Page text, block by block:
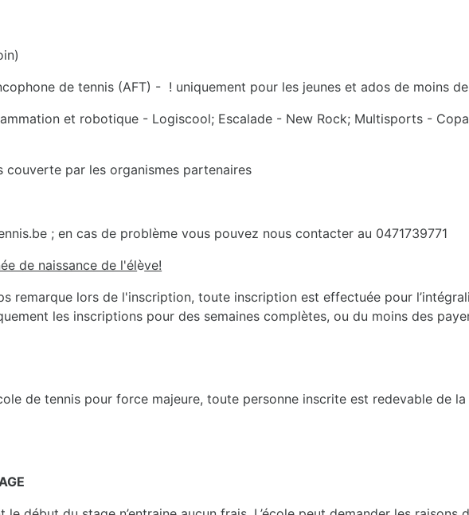
de tennis (AFT) - ! uniquement pour les jeunes et ados de moins de
et robotique - Logiscool; Escalade - New Rock; Multisports -
par les organismes partenaires
; en cas de problème vous pouvez nous contacter au 0471739771
de naissance de l'élève!
remarque lors de l'inscription, toute inscription est effectuée pour
les inscriptions pour des semaines complètes, ou du moins des
de tennis pour force majeure, toute personne inscrite est redevable de